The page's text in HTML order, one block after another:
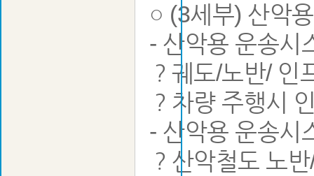
○ (3세부) 산악
- 산악용 운송
？궤도/노반/
？차량 주행시
- 산악용 운송시
？산악철도 노